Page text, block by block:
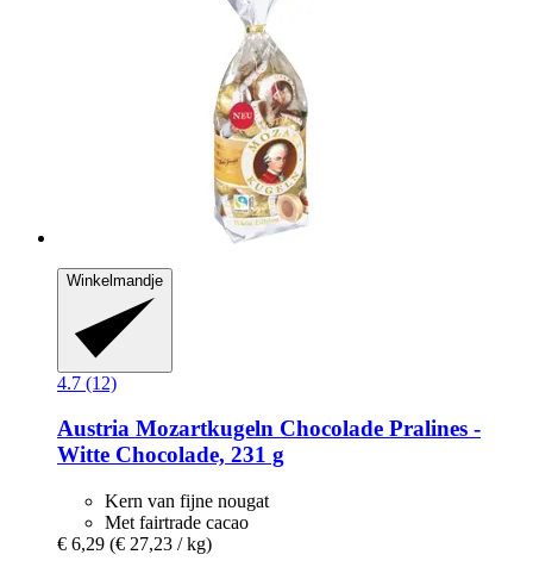
Winkelmandje
4.7 (12)
Austria Mozartkugeln Chocolade Pralines -​
Witte Chocolade, 231 g
Kern van fijne nougat
Met fairtrade cacao
€ 6,29 (€ 27,23 / kg)